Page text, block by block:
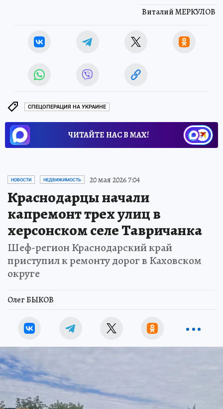
Виталий МЕРКУЛОВ
СПЕЦОПЕРАЦИЯ НА УКРАИНЕ
ЧИТАЙТЕ НАС В МАХ!
НОВОСТИ НЕДВИЖИМОСТЬ 20 мая 2026 7:04
Краснодарцы начали
капремонт трех улиц в
херсонском селе Тавричанка
Шеф-регион Краснодарский край
приступил к ремонту дорог в Каховском
округе
Олег БЫКОВ